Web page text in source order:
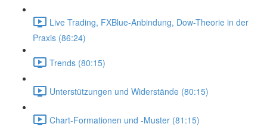
Live Trading, FXBlue-Anbindung, Dow-Theorie in der
Praxis (86:24)
Trends (80:15)
Unterstützungen und Widerstände (80:15)
Chart-Formationen und -Muster (81:15)